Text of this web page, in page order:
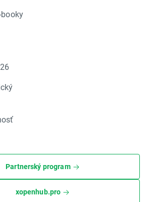
Partnerský program
xopenhub.pro